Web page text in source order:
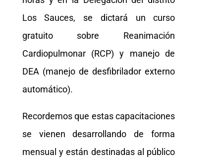
Los Sauces, se dictará un curso
gratuito sobre Reanimación
Cardiopulmonar (RCP) y manejo de
DEA (manejo de desfibrilador externo
automático).
Recordemos que estas capacitaciones
se vienen desarrollando de forma
mensual y están destinadas al público